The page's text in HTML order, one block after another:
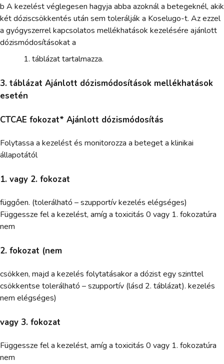
b A kezelést véglegesen hagyja abba azoknál a betegeknél, akik
két dóziscsökkentés után sem tolerálják a Koselugo-t. Az ezzel
a gyógyszerrel kapcsolatos mellékhatások kezelésére ajánlott
dózismódosításokat a
táblázat tartalmazza.
3. táblázat Ajánlott dózismódosítások mellékhatások
esetén
CTCAE fokozat* Ajánlott dózismódosítás
Folytassa a kezelést és monitorozza a beteget a klinikai
állapotától
1. vagy 2. fokozat
függően. (tolerálható – szupportív kezelés elégséges)
Függessze fel a kezelést, amíg a toxicitás 0 vagy 1. fokozatúra
nem
2. fokozat (nem
csökken, majd a kezelés folytatásakor a dózist egy szinttel
csökkentse tolerálható – szupportív (lásd 2. táblázat). kezelés
nem elégséges)
vagy 3. fokozat
Függessze fel a kezelést, amíg a toxicitás 0 vagy 1. fokozatúra
nem